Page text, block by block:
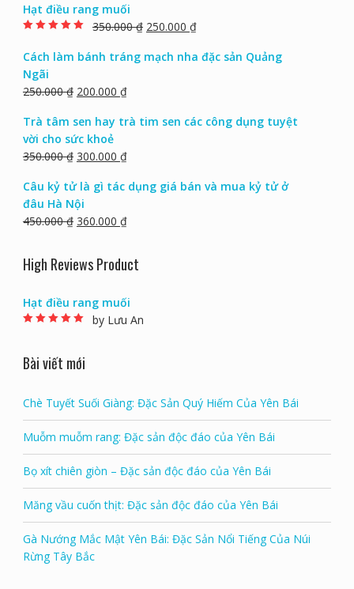
Hạt điều rang muối
350.000₫ 250.000 ₫
Cách làm bánh tráng mạch nha đặc sản Quảng
Ngãi
250.000₫ 200.000 ₫
Trà tâm sen hay trà tim sen các công dụng tuyệt
vời cho sức khoẻ
350.000₫ 300.000 ₫
Câu kỷ tử là gì tác dụng giá bán và mua kỷ tử ở
đâu Hà Nội
450.000₫ 360.000 ₫
High Reviews Product
Hạt điều rang muối
by Lưu An
Bài viết mới
Chè Tuyết Suối Giàng: Đặc Sản Quý Hiếm Của Yên Bái
Muỗm muỗm rang: Đặc sản độc đáo của Yên Bái
Bọ xít chiên giòn – Đặc sản độc đáo của Yên Bái
Măng vầu cuốn thịt: Đặc sản độc đáo của Yên Bái
Gà Nướng Mắc Mật Yên Bái: Đặc Sản Nổi Tiếng Của Núi
Rừng Tây Bắc